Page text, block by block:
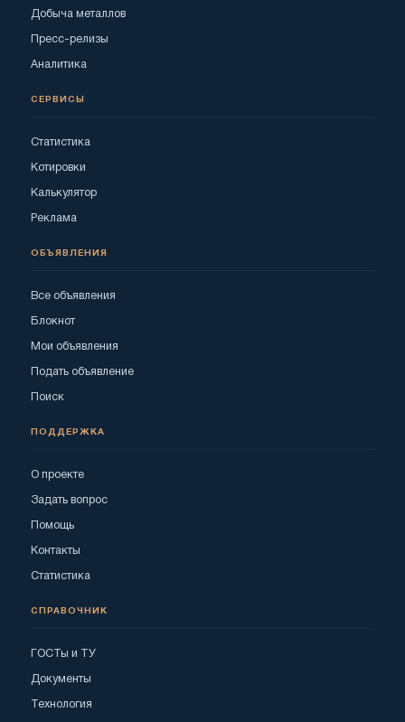
Добыча металлов
Пресс-релизы
Аналитика
СЕРВИСЫ
Статистика
Котировки
Калькулятор
Реклама
ОБЪЯВЛЕНИЯ
Все объявления
Блокнот
Мои объявления
Подать объявление
Поиск
ПОДДЕРЖКА
О проекте
Задать вопрос
Помощь
Контакты
Статистика
СПРАВОЧНИК
ГОСТы и ТУ
Документы
Технология